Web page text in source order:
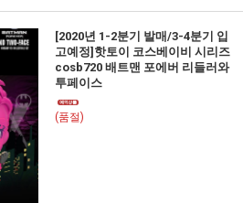
[2020년 1-2분기 발매/3-4분기 입
고예정]핫토이 코스베이비 시리즈
cosb720 배트맨 포에버 리들러와
투페이스
(품절)